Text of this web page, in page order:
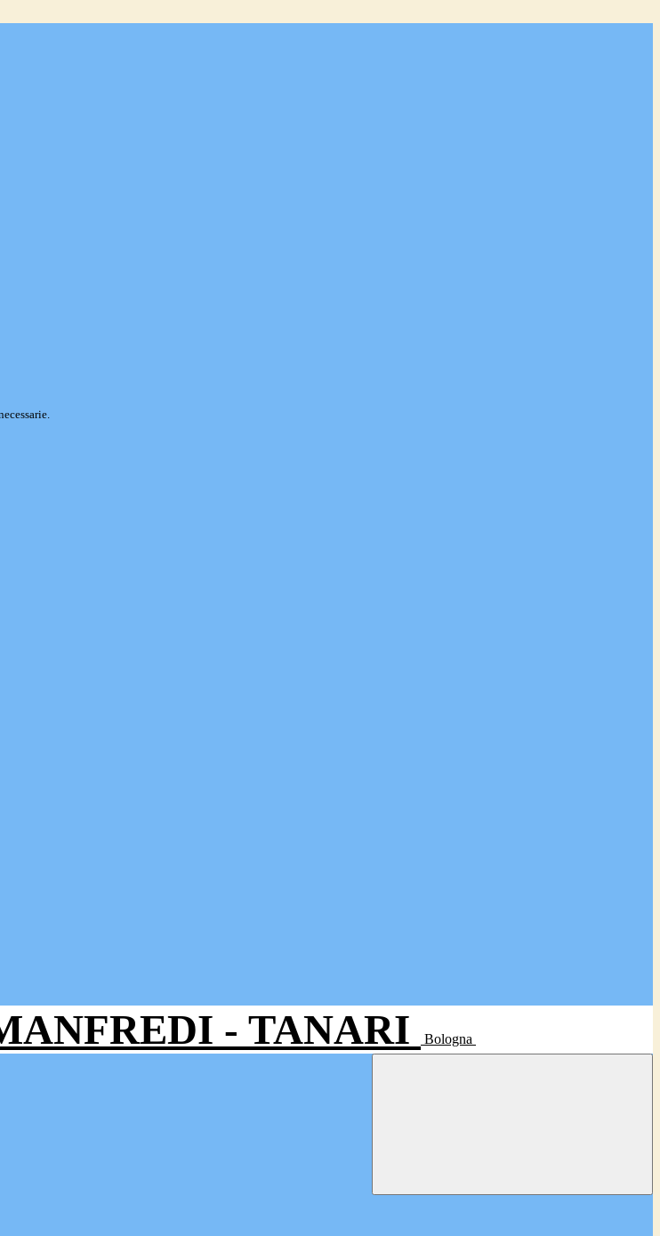
- TANARI Bologna